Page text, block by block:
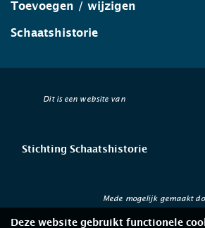
Toevoegen / wijzigen
Schaatshistorie
Dit is een website van
Stichting Schaatshistorie
Mede mogelijk gemaakt
Deze website gebruikt functionele